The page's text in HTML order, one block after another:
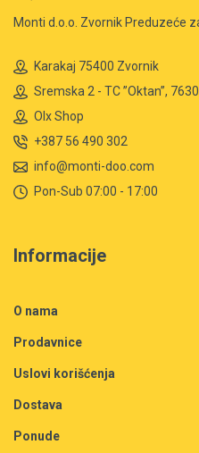
Monti d.o.o. Zvornik Preduzeće
Karakaj 75400 Zvornik
Sremska 2 - TC ”Oktan”,
Olx Shop
+387 56 490 302
info@monti-doo.com
Pon-Sub 07:00 - 17:00
Informacije
O nama
Prodavnice
Uslovi korišćenja
Dostava
Ponude